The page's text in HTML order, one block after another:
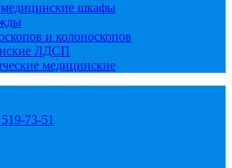
медицинские шкафы
и колоноскопов
ЛДСП
медицинские
73-51